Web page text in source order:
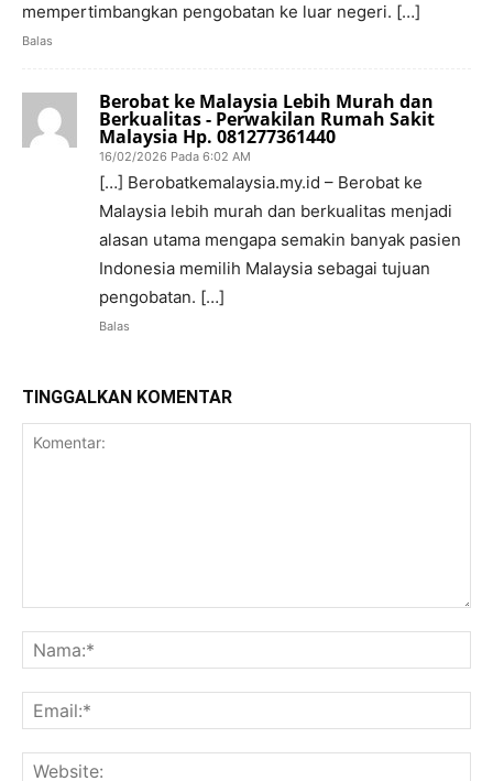
mempertimbangkan pengobatan ke luar negeri. […]
Balas
Berobat ke Malaysia Lebih Murah dan
Berkualitas - Perwakilan Rumah Sakit
Malaysia Hp. 081277361440
16/02/2026 Pada 6:02 AM
[…] Berobatkemalaysia.my.id – Berobat ke
Malaysia lebih murah dan berkualitas menjadi
alasan utama mengapa semakin banyak pasien
Indonesia memilih Malaysia sebagai tujuan
pengobatan. […]
Balas
TINGGALKAN KOMENTAR